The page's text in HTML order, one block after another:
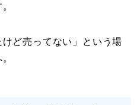
けど売ってない」という場